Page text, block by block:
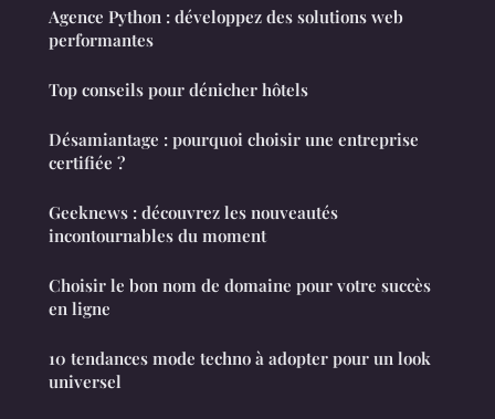
Agence Python : développez des solutions web
performantes
Top conseils pour dénicher hôtels
Désamiantage : pourquoi choisir une entreprise
certifiée ?
Geeknews : découvrez les nouveautés
incontournables du moment
Choisir le bon nom de domaine pour votre succès
en ligne
10 tendances mode techno à adopter pour un look
universel